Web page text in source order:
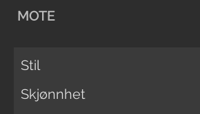
MOTE
Stil
Skjønnhet